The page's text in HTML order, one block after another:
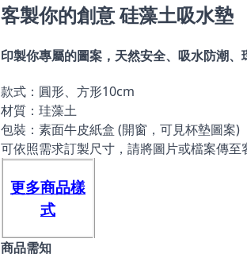
客製你的創意 硅藻土吸水墊
印製你專屬的圖案，天然安全、吸水防潮
款式：圓形、方形10cm
材質：珪藻土
包裝：素面牛皮紙盒 (開窗，可見杯墊圖案)
可依照需求訂製尺寸，請將圖片或檔案傳至
更多商品樣
式
商品需知